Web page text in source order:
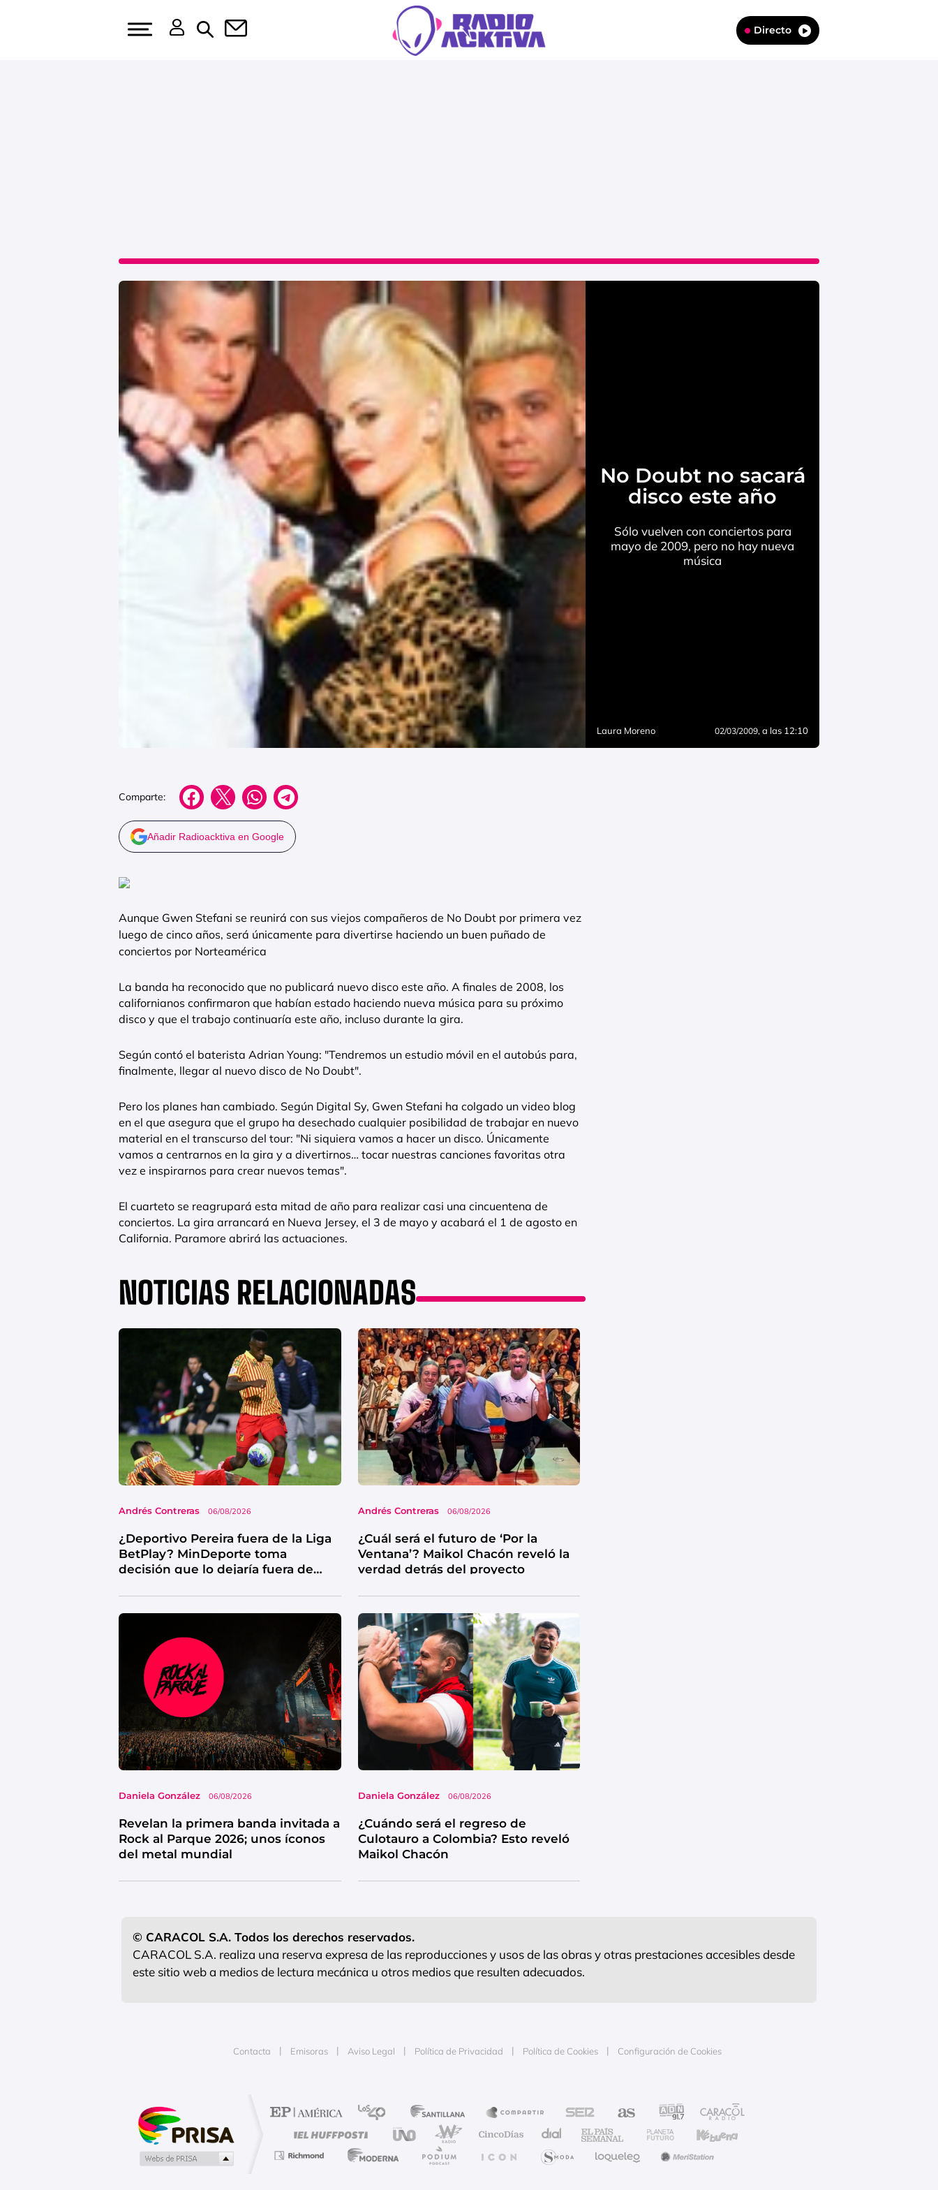
Directo
No Doubt no sacará
disco este año
Sólo vuelven con conciertos para
mayo de 2009, pero no hay nueva
música
Laura Moreno 02/03/2009, a las 12:10
Comparte:
Añadir Radioacktiva en Google
Aunque Gwen Stefani se reunirá con sus viejos compañeros de No Doubt por primera vez
luego de cinco años, será únicamente para divertirse haciendo un buen puñado de
conciertos por Norteamérica
La banda ha reconocido que no publicará nuevo disco este año. A finales de 2008, los
californianos confirmaron que habían estado haciendo nueva música para su próximo
disco y que el trabajo continuaría este año, incluso durante la gira.
Según contó el baterista Adrian Young: "Tendremos un estudio móvil en el autobús para,
finalmente, llegar al nuevo disco de No Doubt".
Pero los planes han cambiado. Según Digital Sy, Gwen Stefani ha colgado un video blog
en el que asegura que el grupo ha desechado cualquier posibilidad de trabajar en nuevo
material en el transcurso del tour: "Ni siquiera vamos a hacer un disco. Únicamente
vamos a centrarnos en la gira y a divertirnos… tocar nuestras canciones favoritas otra
vez e inspirarnos para crear nuevos temas".
El cuarteto se reagrupará esta mitad de año para realizar casi una cincuentena de
conciertos. La gira arrancará en Nueva Jersey, el 3 de mayo y acabará el 1 de agosto en
California. Paramore abrirá las actuaciones.
NOTICIAS RELACIONADAS
Andrés Contreras 06/08/2026
¿Deportivo Pereira fuera de la Liga
BetPlay? MinDeporte toma
decisión que lo dejaría fuera de
Andrés Contreras 06/08/2026
¿Cuál será el futuro de ‘Por la
Ventana’? Maikol Chacón reveló la
verdad detrás del proyecto
Daniela González 06/08/2026
Revelan la primera banda invitada a
Rock al Parque 2026; unos íconos
del metal mundial
Daniela González 06/08/2026
¿Cuándo será el regreso de
Culotauro a Colombia? Esto reveló
Maikol Chacón
© CARACOL S.A. Todos los derechos reservados.
CARACOL S.A. realiza una reserva expresa de las reproducciones y usos de las obras y otras prestaciones accesibles desde
este sitio web a medios de lectura mecánica u otros medios que resulten adecuados.
Contacta Emisoras Aviso Legal Política de Privacidad Política de Cookies Configuración de Cookies